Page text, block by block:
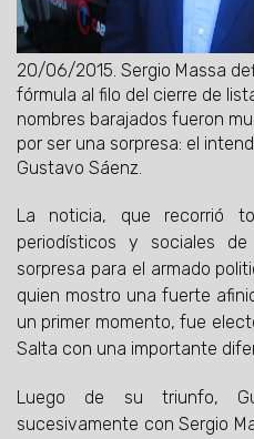
20/06/2015. Sergio Massa
fórmula al filo del cierre de
nombres barajados fueron
por ser una sorpresa: el
Gustavo Sáenz.
La noticia, que recorrió
periodísticos y sociales
sorpresa para el armado
quien mostro una fuerte
un primer momento, fue
Salta con una importante
Luego de su triunfo,
sucesivamente con Sergio